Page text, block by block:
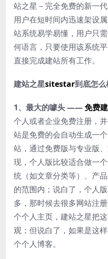
站之星－完全免费的新一代
用户在短时间内迅速架设
站系统易学易懂，用户只
何语言，只要使用该系统
直接完成建站所有工作。
建站之星sitestar到底怎
1、最大的噱头 ——免费
个人或者企业免费注册，
站是免费的会自动生成一
站，通过免费版与专业版
现，个人版比较适合做一
统（如文章分类等）、产
的范围内；说白了，个人
多，那时候去很多网站注
个个人主页，建站之星把
观；但说白了，如果是这
个个人博客。